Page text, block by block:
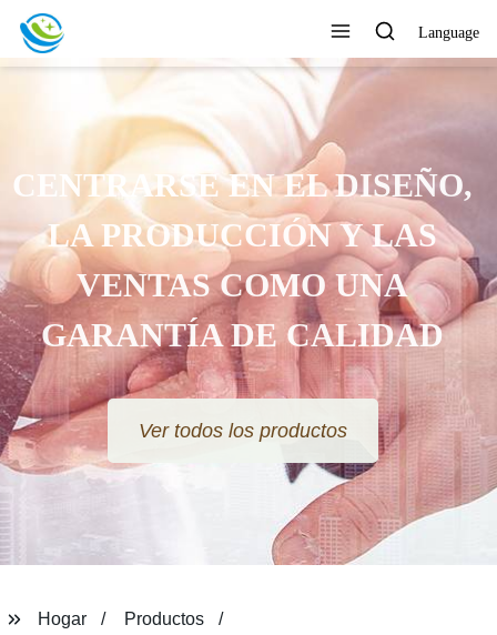
Language
CENTRARSE EN EL DISEÑO,
LA PRODUCCIÓN Y LAS
VENTAS COMO UNA
GARANTÍA DE CALIDAD
Ver todos los productos
Hogar
Productos